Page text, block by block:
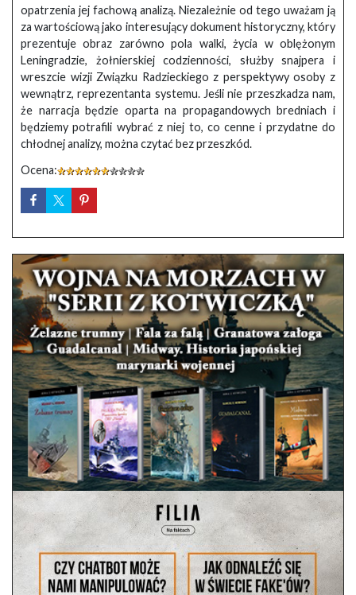
opatrzenia jej fachową analizą. Niezależnie od tego uważam ją
za wartościową jako interesujący dokument historyczny, który
prezentuje obraz zarówno pola walki, życia w oblężonym
Leningradzie, żołnierskiej codzienności, służby snajpera i
wreszcie wizji Związku Radzieckiego z perspektywy osoby z
wewnątrz, reprezentanta systemu. Jeśli nie przeszkadza nam,
że narracja będzie oparta na propagandowych bredniach i
będziemy potrafili wybrać z niej to, co cenne i przydatne do
chłodnej analizy, można czytać bez przeszkód.
Ocena: